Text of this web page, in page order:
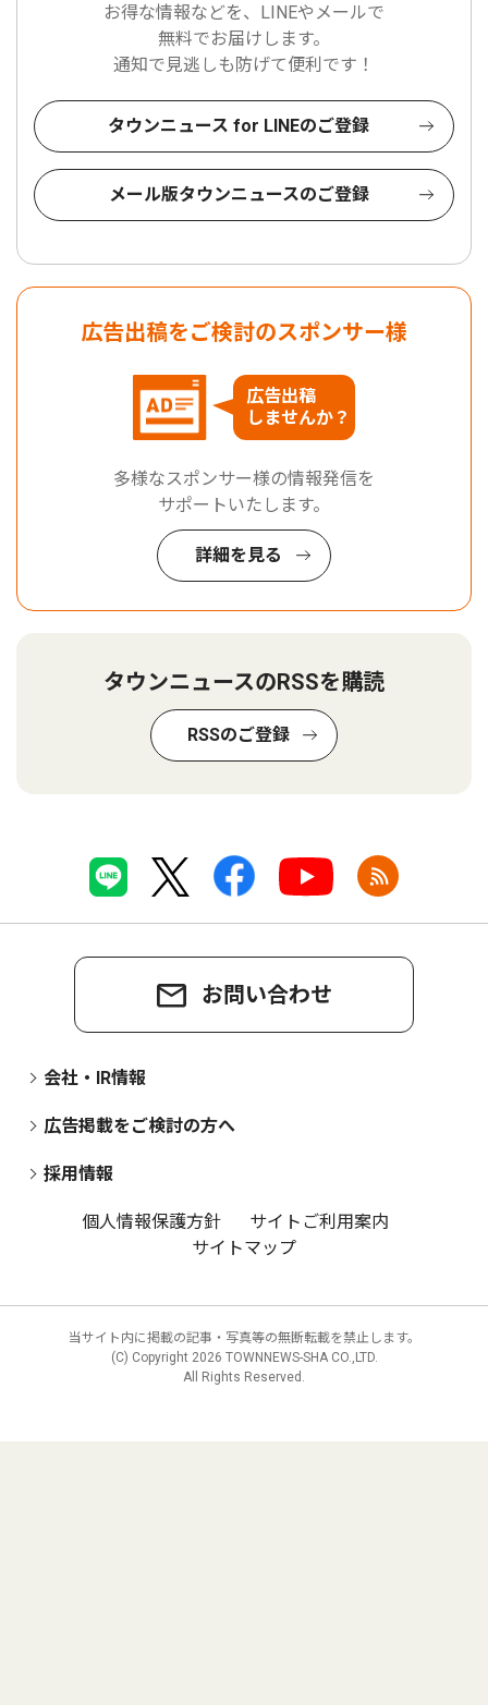
お得な情報などを、LINEやメールで
無料でお届けします。
通知で見逃しも防げて便利です！
タウンニュース for LINEのご登録
メール版タウンニュースのご登録
広告出稿をご検討のスポンサー様
広告出稿
しませんか？
多様なスポンサー様の情報発信を
サポートいたします。
詳細を見る
タウンニュースのRSSを購読
RSSのご登録
お問い合わせ
会社・IR情報
広告掲載をご検討の方へ
採用情報
個人情報保護方針
サイトご利用案内
サイトマップ
当サイト内に掲載の記事・写真等の無断転載を禁止します。
(C) Copyright 2026 TOWNNEWS-SHA CO.,LTD.
All Rights Reserved.